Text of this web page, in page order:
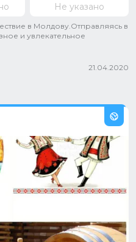
Не указано
в Молдову.Отправляясь в
и увлекательное
21.04.2020